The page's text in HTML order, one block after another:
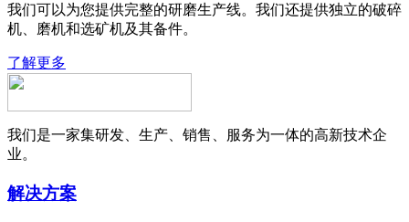
我们可以为您提供完整的研磨生产线。我们还提供独立的破碎
机、磨机和选矿机及其备件。
了解更多
我们是一家集研发、生产、销售、服务为一体的高新技术企
业。
解决方案